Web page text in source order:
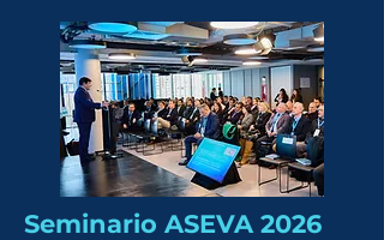
Seminario ASEVA 2026